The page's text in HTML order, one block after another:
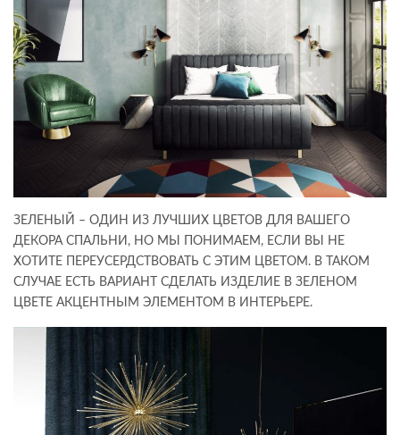
ЗЕЛЕНЫЙ – ОДИН ИЗ ЛУЧШИХ ЦВЕТОВ ДЛЯ ВАШЕГО
ДЕКОРА СПАЛЬНИ, НО МЫ ПОНИМАЕМ, ЕСЛИ ВЫ НЕ
ХОТИТЕ ПЕРЕУСЕРДСТВОВАТЬ С ЭТИМ ЦВЕТОМ. В ТАКОМ
СЛУЧАЕ ЕСТЬ ВАРИАНТ СДЕЛАТЬ ИЗДЕЛИЕ В ЗЕЛЕНОМ
ЦВЕТЕ АКЦЕНТНЫМ ЭЛЕМЕНТОМ В ИНТЕРЬЕРЕ.